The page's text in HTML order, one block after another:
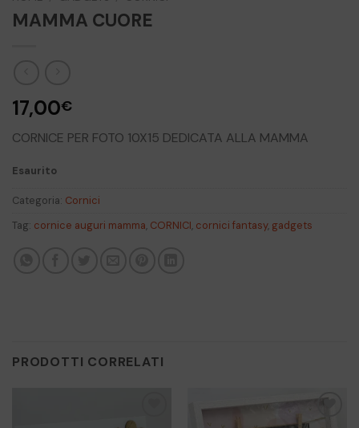
MAMMA CUORE
17,00€
CORNICE PER FOTO 10X15 DEDICATA ALLA MAMMA
Esaurito
Categoria: Cornici
Tag: cornice auguri mamma, CORNICI, cornici fantasy, gadgets
PRODOTTI CORRELATI